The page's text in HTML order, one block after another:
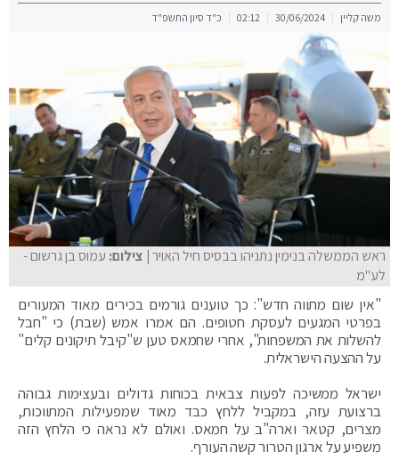
משה קליין 30/06/2024
02:12 כ"ד סיון התשפ"ד
ראש הממשלה בנימין נתניהו בבסיס חיל האויר| צילום: עמוס בן גרשום -
לע"מ
"אין שום מתווה חדש": כך טוענים גורמים בכירים מאוד המעורים
בפרטי המגעים לעסקת חטופים. הם אמרו אמש (שבת) כי "חבל
להשלות את המשפחות", אחרי שחמאס טען ש"קיבל תיקונים קלים"
על ההצעה הישראלית.
ישראל ממשיכה לפעות צבאית בכוחות גדולים ובעצימות גבוהה
ברצועת עזה, במקביל ללחץ כבד מאוד שמפעילות המתווכות,
מצרים, קטאר וארה"ב על חמאס. ואולם לא נראה כי הלחץ הזה
משפיע על ארגון הטרור קשה העורף.